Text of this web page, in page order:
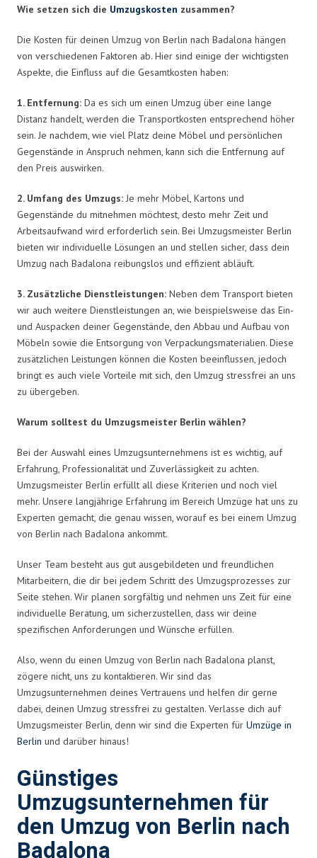
Wie setzen sich die Umzugskosten zusammen?
Die Kosten für deinen Umzug von Berlin nach Badalona hängen
von verschiedenen Faktoren ab. Hier sind einige der wichtigsten
Aspekte, die Einfluss auf die Gesamtkosten haben:
1. Entfernung: Da es sich um einen Umzug über eine lange
Distanz handelt, werden die Transportkosten entsprechend höher
sein. Je nachdem, wie viel Platz deine Möbel und persönlichen
Gegenstände in Anspruch nehmen, kann sich die Entfernung auf
den Preis auswirken.
2. Umfang des Umzugs: Je mehr Möbel, Kartons und
Gegenstände du mitnehmen möchtest, desto mehr Zeit und
Arbeitsaufwand wird erforderlich sein. Bei Umzugsmeister Berlin
bieten wir individuelle Lösungen an und stellen sicher, dass dein
Umzug nach Badalona reibungslos und effizient abläuft.
3. Zusätzliche Dienstleistungen: Neben dem Transport bieten
wir auch weitere Dienstleistungen an, wie beispielsweise das Ein-
und Auspacken deiner Gegenstände, den Abbau und Aufbau von
Möbeln sowie die Entsorgung von Verpackungsmaterialien. Diese
zusätzlichen Leistungen können die Kosten beeinflussen, jedoch
bringt es auch viele Vorteile mit sich, den Umzug stressfrei an uns
zu übergeben.
Warum solltest du Umzugsmeister Berlin wählen?
Bei der Auswahl eines Umzugsunternehmens ist es wichtig, auf
Erfahrung, Professionalität und Zuverlässigkeit zu achten.
Umzugsmeister Berlin erfüllt all diese Kriterien und noch viel
mehr. Unsere langjährige Erfahrung im Bereich Umzüge hat uns zu
Experten gemacht, die genau wissen, worauf es bei einem Umzug
von Berlin nach Badalona ankommt.
Unser Team besteht aus gut ausgebildeten und freundlichen
Mitarbeitern, die dir bei jedem Schritt des Umzugsprozesses zur
Seite stehen. Wir planen sorgfältig und nehmen uns Zeit für eine
individuelle Beratung, um sicherzustellen, dass wir deine
spezifischen Anforderungen und Wünsche erfüllen.
Also, wenn du einen Umzug von Berlin nach Badalona planst,
zögere nicht, uns zu kontaktieren. Wir sind das
Umzugsunternehmen deines Vertrauens und helfen dir gerne
dabei, deinen Umzug stressfrei zu gestalten. Verlasse dich auf
Umzugsmeister Berlin, denn wir sind die Experten für Umzüge in
Berlin und darüber hinaus!
Günstiges
Umzugsunternehmen für
den Umzug von Berlin nach
Badalona